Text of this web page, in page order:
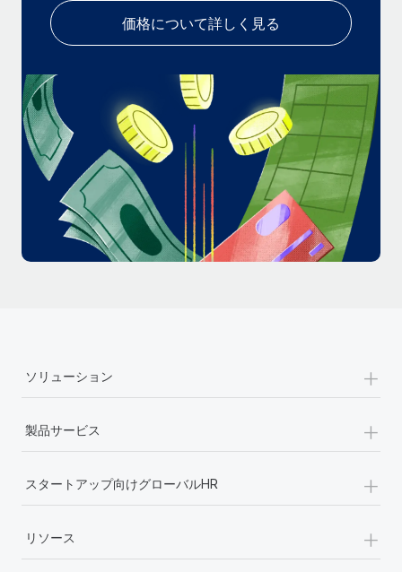
詳細を見る
給与詐欺：種類、事例、ビジネスを守る方法
給与, 賃金は詐欺の特に魅力的な標的です。多額の資金がシステ
ム間で頻繁に移動しているためです。このため、自社のビジネス
を保護することは極めて重要です。...
詳細を見る
価格について詳しく見る
ソリューション +
製品サービス +
スタートアップ向けグローバルHR +
リソース +